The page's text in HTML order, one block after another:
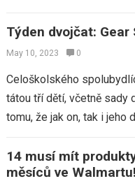
Týden dvojčat: Gear
May 10, 2023 0
Celoškolského
tátou tří dětí, včetně sady
tomu, že jak on, tak i jeho
14 musí mít
měsíců ve Walmartu!